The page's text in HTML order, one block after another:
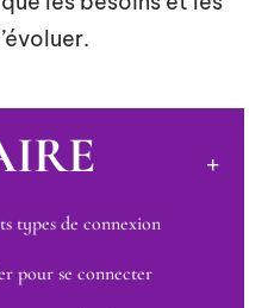
types de connexion
pour se connecter